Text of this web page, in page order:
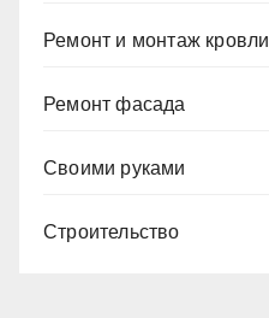
Ремонт и монтаж кровли
Ремонт фасада
Своими руками
Строительство